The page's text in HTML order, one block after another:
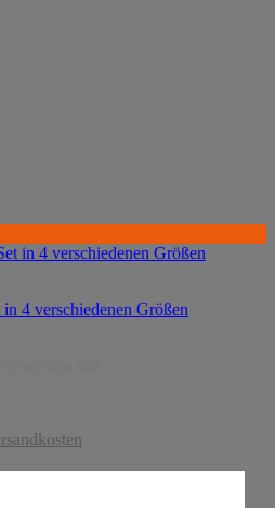
4 verschiedenen Größen